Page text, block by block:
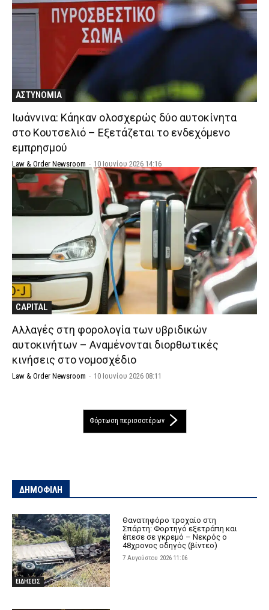
ΑΣΤΥΝΟΜΙΑ
Ιωάννινα: Κάηκαν ολοσχερώς δύο αυτοκίνητα
στο Κουτσελιό – Εξετάζεται το ενδεχόμενο
εμπρησμού
Law & Order Newsroom - 10 Ιουνίου 2026 14:16
CAPITAL
Αλλαγές στη φορολογία των υβριδικών
αυτοκινήτων – Αναμένονται διορθωτικές
κινήσεις στο νομοσχέδιο
Law & Order Newsroom - 10 Ιουνίου 2026 08:11
Φόρτωση περισσοτέρων
ΔΗΜΟΦΙΛΗ
ΕΙΔΗΣΕΙΣ
Θανατηφόρο τροχαίο στη
Σπάρτη: Φορτηγό εξετράπη και
έπεσε σε γκρεμό – Νεκρός ο
48χρονος οδηγός (βίντεο)
7 Αυγούστου 2026 11:06